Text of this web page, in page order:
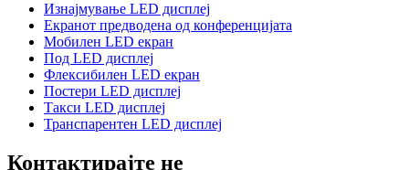
Изнајмување LED дисплеј
Екранот предводена од конференцијата
Мобилен LED екран
Под LED дисплеј
Флексибилен LED екран
Постери LED дисплеј
Такси LED дисплеј
Транспарентен LED дисплеј
Контактирајте не